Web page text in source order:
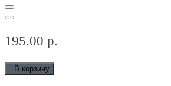
195.00 р.
В корзину